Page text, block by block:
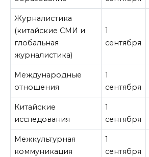
Журналистика
(китайские СМИ и
глобальная
журналистика)
1
сентября
Международные
отношения
1
сентября
Китайские
исследования
1
сентября
Межкультурная
коммуникация
1
сентября